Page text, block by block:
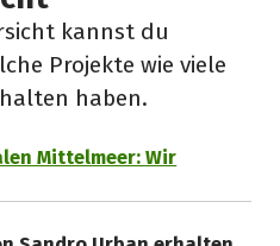
kannst du
Projekte wie viele
haben.
Mittelmeer: Wir